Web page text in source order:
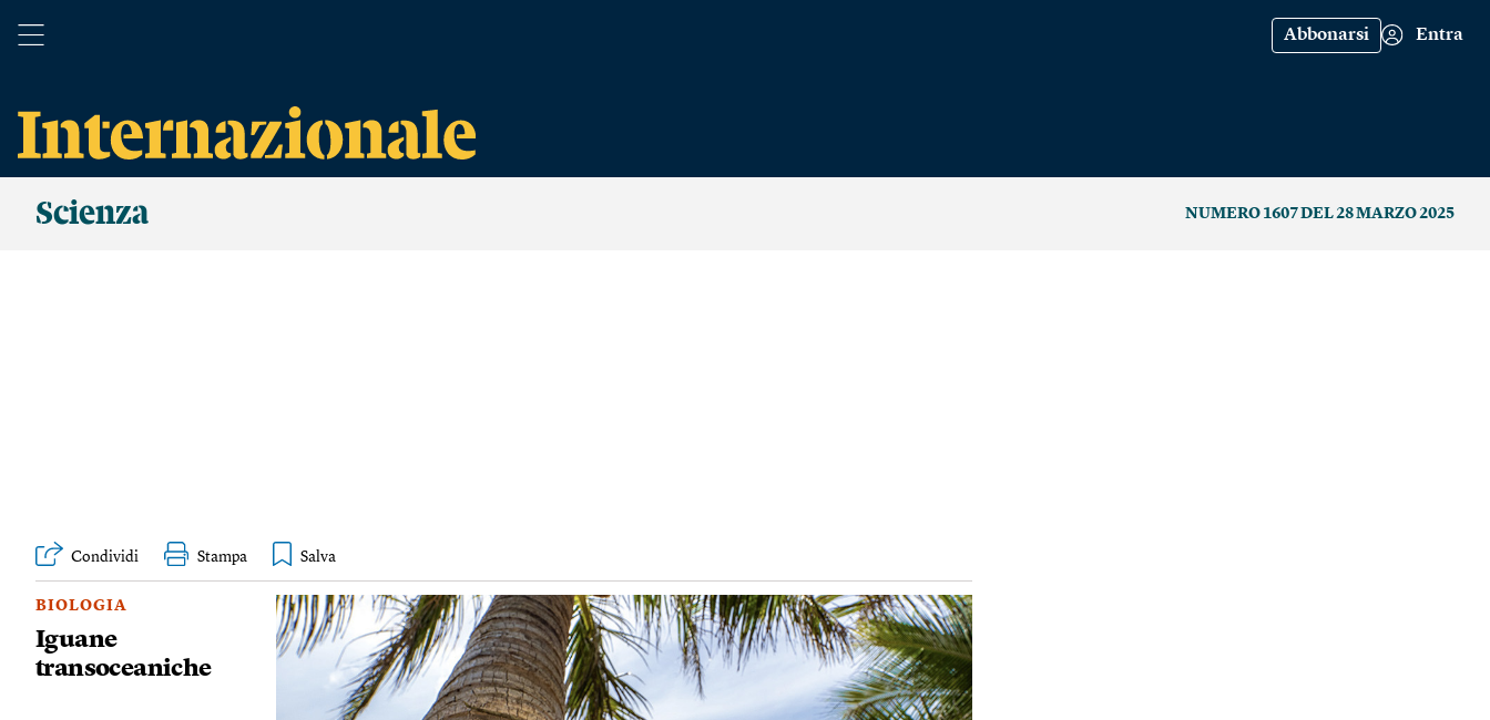
Abbonarsi Entra
Scienza NUMERO 1607 DEL 28 MARZO 2025
Condividi Stampa
BIOLOGIA
Iguane
transoceaniche